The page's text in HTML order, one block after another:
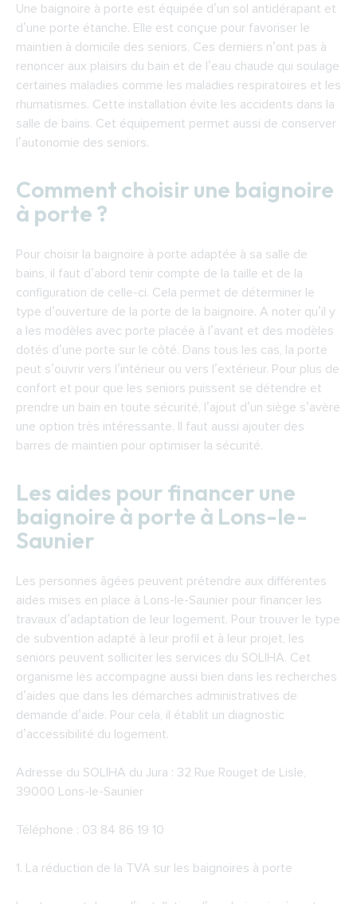
à Lons-le-Saunier
Trouver un expert pour installer une baignoire
à porte à Lons-le-Saunier
Une baignoire à porte est équipée d’un sol antidérapant et
d’une porte étanche. Elle est conçue pour favoriser le
maintien à domicile des seniors. Ces derniers n’ont pas à
renoncer aux plaisirs du bain et de l’eau chaude qui soulage
certaines maladies comme les maladies respiratoires et les
rhumatismes. Cette installation évite les accidents dans la
salle de bains. Cet équipement permet aussi de conserver
l’autonomie des seniors.
Comment choisir une baignoire
à porte ?
Pour choisir la baignoire à porte adaptée à sa salle de
bains, il faut d’abord tenir compte de la taille et de la
configuration de celle-ci. Cela permet de déterminer le
type d’ouverture de la porte de la baignoire. A noter qu’il y
a les modèles avec porte placée à l’avant et des modèles
dotés d’une porte sur le côté. Dans tous les cas, la porte
peut s’ouvrir vers l’intérieur ou vers l’extérieur. Pour plus de
confort et pour que les seniors puissent se détendre et
prendre un bain en toute sécurité, l’ajout d’un siège s’avère
une option très intéressante. Il faut aussi ajouter des
barres de maintien pour optimiser la sécurité.
Les aides pour financer une
baignoire à porte à Lons-le-
Saunier
Les personnes âgées peuvent prétendre aux différentes
aides mises en place à Lons-le-Saunier pour financer les
travaux d’adaptation de leur logement. Pour trouver le type
de subvention adapté à leur profil et à leur projet, les
seniors peuvent solliciter les services du SOLIHA. Cet
organisme les accompagne aussi bien dans les recherches
d’aides que dans les démarches administratives de
demande d’aide. Pour cela, il établit un diagnostic
d’accessibilité du logement.
Adresse du SOLIHA du Jura : 32 Rue Rouget de Lisle,
39000 Lons-le-Saunier
Téléphone : 03 84 86 19 10
1. La réduction de la TVA sur les baignoires à porte